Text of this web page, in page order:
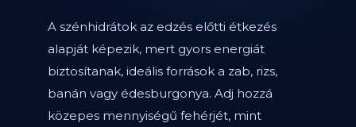
A szénhidrátok az edzés előtti étkezés
alapját képezik, mert gyors energiát
biztosítanak, ideális források a zab, rizs,
banán vagy édesburgonya. Adj hozzá
közepes mennyiségű fehérjét, mint